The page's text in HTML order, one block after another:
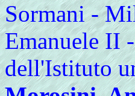
Sormani -
Emanuele II
dell'Istituto